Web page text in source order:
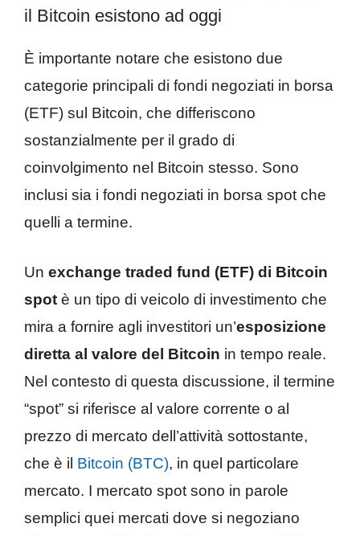
il Bitcoin esistono ad oggi
È importante notare che esistono due
categorie principali di fondi negoziati in borsa
(ETF) sul Bitcoin, che differiscono
sostanzialmente per il grado di
coinvolgimento nel Bitcoin stesso. Sono
inclusi sia i fondi negoziati in borsa spot che
quelli a termine.
Un exchange traded fund (ETF) di Bitcoin
spot è un tipo di veicolo di investimento che
mira a fornire agli investitori un’esposizione
diretta al valore del Bitcoin in tempo reale.
Nel contesto di questa discussione, il termine
“spot” si riferisce al valore corrente o al
prezzo di mercato dell’attività sottostante,
che è il Bitcoin (BTC), in quel particolare
mercato. I mercato spot sono in parole
semplici quei mercati dove si negoziano